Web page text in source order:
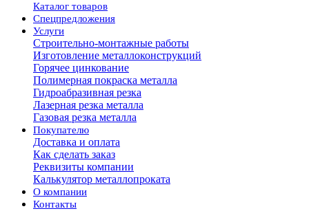
Каталог товаров
Спецпредложения
Услуги
Строительно-монтажные работы
Изготовление металлоконструкций
Горячее цинкование
Полимерная покраска металла
Гидроабразивная резка
Лазерная резка металла
Газовая резка металла
Покупателю
Доставка и оплата
Как сделать заказ
Реквизиты компании
Калькулятор металлопроката
О компании
Контакты